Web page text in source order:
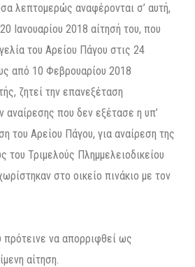
λεπτομερώς αναφέρονται σ’ αυτή,
Ιανουαρίου 2018 αίτησή του, που
του Αρείου Πάγου στις 24
από 10 Φεβρουαρίου 2018
ζητεί την επανεξέταση
που δεν εξέτασε η υπ’
του Αρείου Πάγου, για αναίρεση της
Τριμελούς Πλημμελειοδικείου
στο οικείο πινάκιο με τον
πρότεινε να απορριφθεί ως
αίτηση.